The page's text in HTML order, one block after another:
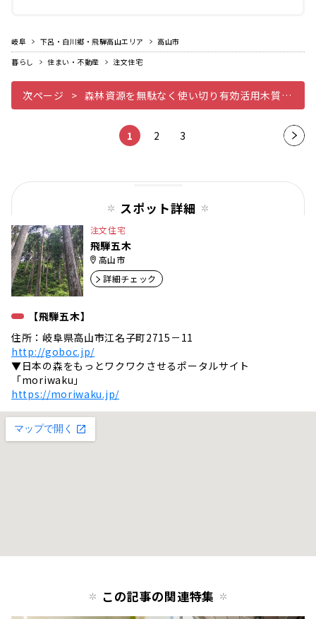
岐阜 下呂・白川郷・飛騨高山エリア
高山市
暮らし
住まい・不動産 注文住宅
次ページ 森林資源を無駄なく使い切り有効活用木質バイオマスボイラー
1 2 3
次の
スポット詳細
注文住宅
飛騨五木
高山市
詳細チェック
【飛騨五木】
住所：岐阜県高山市江名子町2715－11
http://goboc.jp/
▼日本の森をもっとワクワクさせるポータルサイト
「moriwaku」
https://moriwaku.jp/
この記事の関連特集